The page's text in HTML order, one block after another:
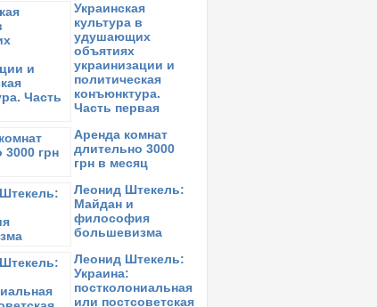
Украинская
культура в
удушающих
объятиях
украинизации и
политическая
конъюнктура.
Часть первая
Аренда комнат
длительно 3000
грн в месяц
Леонид Штекель:
Майдан и
философия
большевизма
Леонид Штекель:
Украина:
постколониальная
или постсоветская